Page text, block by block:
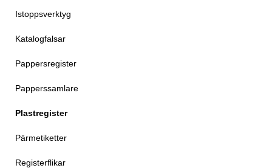
Istoppsverktyg
Katalogfalsar
Pappersregister
Papperssamlare
Plastregister
Pärmetiketter
Registerflikar